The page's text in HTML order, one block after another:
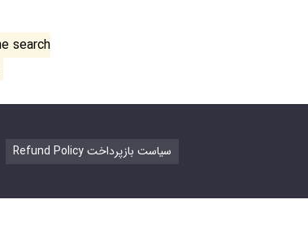
Refund Policy سیاست بازپرداخت